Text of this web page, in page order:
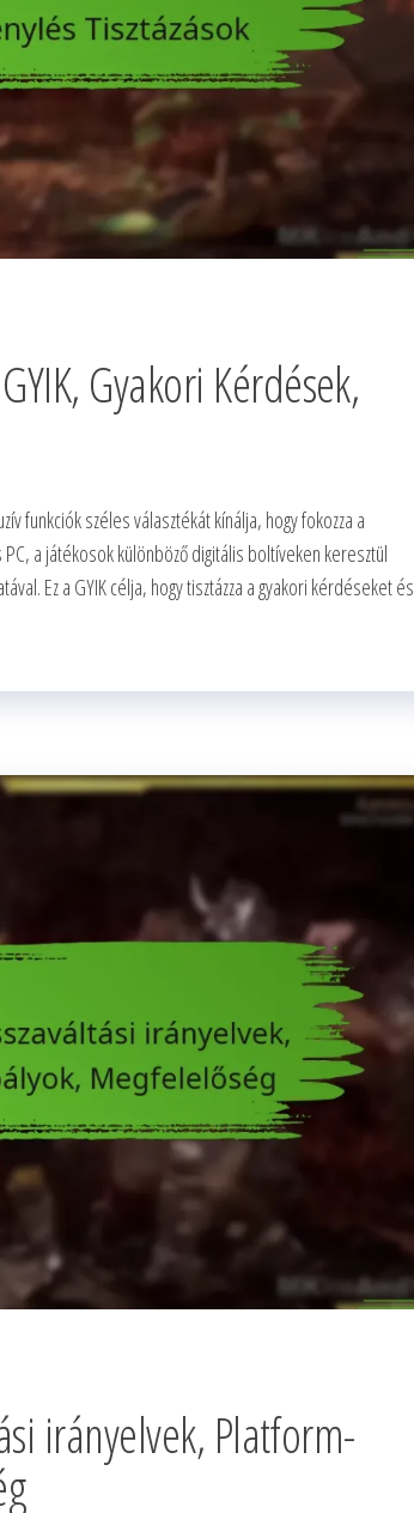
Gyakori Kérdések,
funkciók széles választékát kínálja, hogy fokozza a
a játékosok különböző digitális boltíveken keresztül
Ez a GYIK célja, hogy tisztázza a gyakori kérdéseket és
irányelvek, Platform-